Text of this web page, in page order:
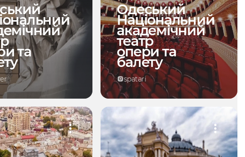
та
Одеський
Національний
академічний
театр
опери та
балету
spatari